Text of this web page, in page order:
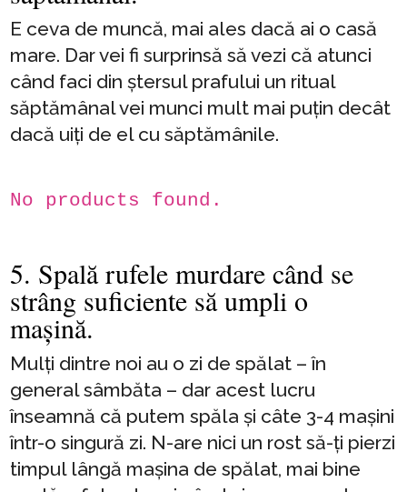
E ceva de muncă, mai ales dacă ai o casă
mare. Dar vei fi surprinsă să vezi că atunci
când faci din ștersul prafului un ritual
săptămânal vei munci mult mai puțin decât
dacă uiți de el cu săptămânile.
No products found.
5. Spală rufele murdare când se
strâng suficiente să umpli o
mașină.
Mulți dintre noi au o zi de spălat – în
general sâmbăta – dar acest lucru
înseamnă că putem spăla și câte 3-4 mașini
într-o singură zi. N-are nici un rost să-ți pierzi
timpul lângă mașina de spălat, mai bine